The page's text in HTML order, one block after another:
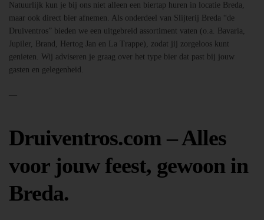
Natuurlijk kun je bij ons niet alleen een biertap huren in locatie Breda,
maar ook direct bier afnemen. Als onderdeel van Slijterij Breda “de
Druiventros” bieden we een uitgebreid assortiment vaten (o.a. Bavaria,
Jupiler, Brand, Hertog Jan en La Trappe), zodat jij zorgeloos kunt
genieten. Wij adviseren je graag over het type bier dat past bij jouw
gasten en gelegenheid.
—
Druiventros.com – Alles
voor jouw feest, gewoon in
Breda.